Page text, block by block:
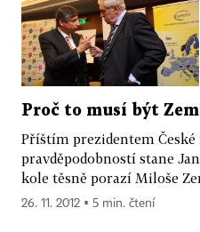
Proč to musí být
Příštím prezidentem
pravděpodobností stane
kole těsně porazí Miloše
26. 11. 2012 ▪ 5 min. čtení